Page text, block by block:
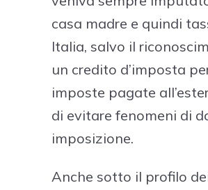
casa madre e quindi
Italia, salvo il
un credito d’imposta
imposte pagate
di evitare fenomeni di
imposizione.
Anche sotto il profilo